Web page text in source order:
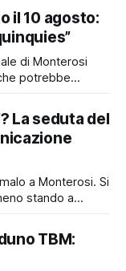
il 10 agosto:
di Monterosi
potrebbe
all’Agente della
che merita
La seduta del
a Monterosi. Si
stando a
l’Albo
Il Consiglio
TBM: